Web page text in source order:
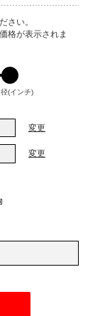
さい。
格が表示されま
径(インチ)
変更
変更